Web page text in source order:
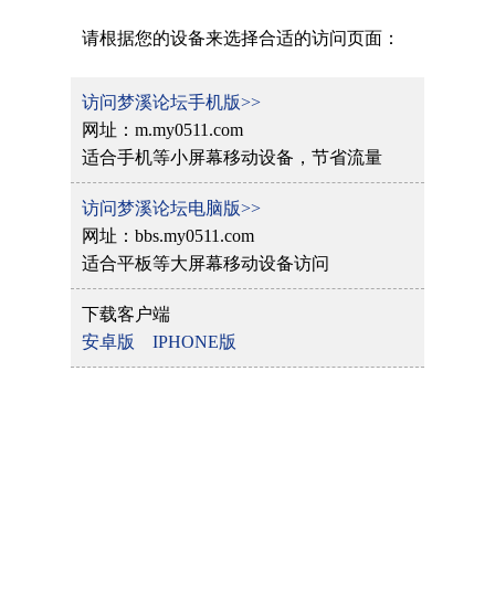
请根据您的设备来选择合适的访问页面：
访问梦溪论坛手机版>>
网址：m.my0511.com
适合手机等小屏幕移动设备，节省流量
访问梦溪论坛电脑版>>
网址：bbs.my0511.com
适合平板等大屏幕移动设备访问
下载客户端
安卓版
IPHONE版